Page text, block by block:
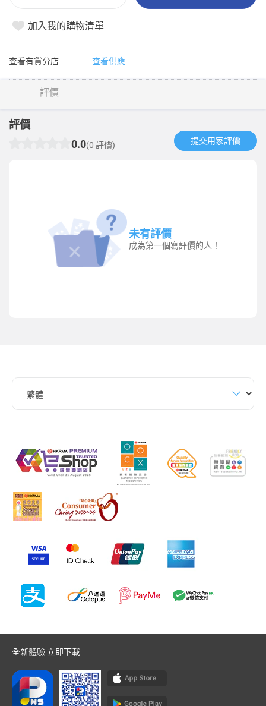
加入我的購物清單
查看有貨分店 查看供應
評價
評價
0.0(0 評價) 提交用家評價​
未有評價
成為第一個寫評價的人！
全新體驗 立即下載